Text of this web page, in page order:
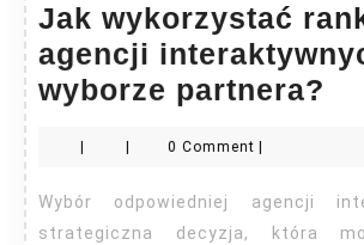
Jak wykorzystać
agencji
wyborze partnera?
0 Comment
Wybór odpowiedniej agencji interaktywnej to
strategiczna decyzja, która